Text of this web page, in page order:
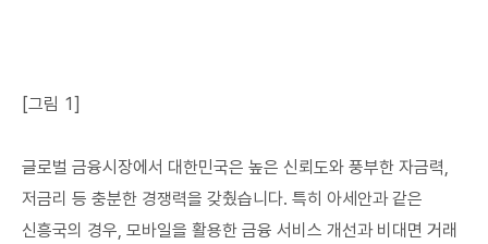
[그림 1]
글로벌 금융시장에서 대한민국은 높은 신뢰도와 풍부한 자금력,
저금리 등 충분한 경쟁력을 갖췄습니다. 특히 아세안과 같은
신흥국의 경우, 모바일을 활용한 금융 서비스 개선과 비대면 거래